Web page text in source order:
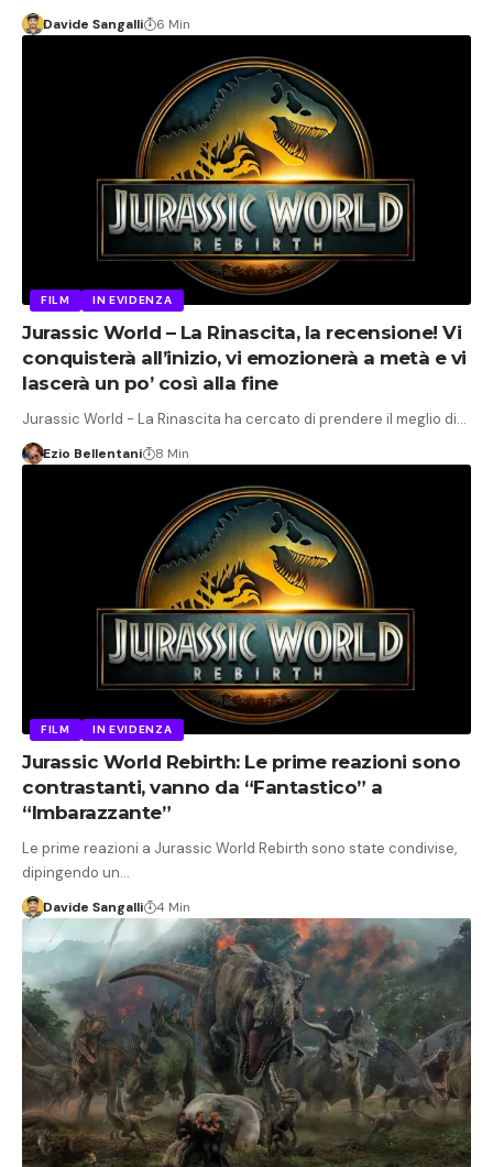
Davide Sangalli 6 Min
FILM IN EVIDENZA
Jurassic World – La Rinascita, la recensione! Vi
conquisterà all’inizio, vi emozionerà a metà e vi
lascerà un po’ così alla fine
Jurassic World - La Rinascita ha cercato di prendere il meglio di…
Ezio Bellentani 8 Min
FILM IN EVIDENZA
Jurassic World Rebirth: Le prime reazioni sono
contrastanti, vanno da “Fantastico” a
“Imbarazzante”
Le prime reazioni a Jurassic World Rebirth sono state condivise,
dipingendo un…
Davide Sangalli 4 Min